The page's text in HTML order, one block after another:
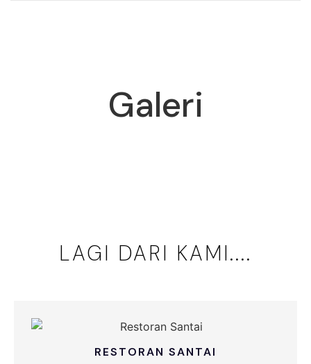
Galeri
LAGI DARI KAMI....
RESTORAN SANTAI